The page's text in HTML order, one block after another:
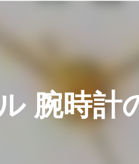
腕時計